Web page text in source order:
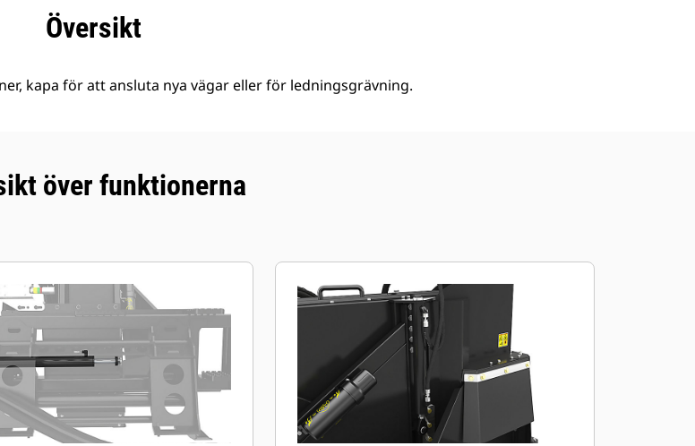
Översikt
kapa för att ansluta nya vägar eller för ledningsgrävning.
över funktionerna